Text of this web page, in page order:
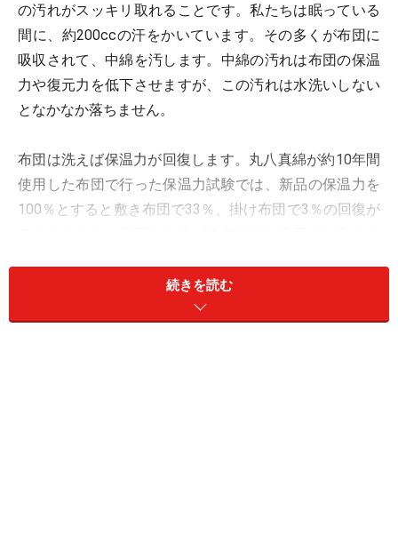
の汚れがスッキリ取れることです。私たちは眠っている
間に、約200ccの汗をかいています。その多くが布団に
吸収されて、中綿を汚します。中綿の汚れは布団の保温
力や復元力を低下させますが、この汚れは水洗いしない
となかなか落ちません。
布団は洗えば保温力が回復します。丸八真綿が約10年間
使用した布団で行った保温力試験では、新品の保温力を
100％とすると敷き布団で33％、掛け布団で3％の回復が
と温かく眠られるはずです。
続きを読む